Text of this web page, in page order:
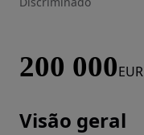
200 000EUR
Visão geral